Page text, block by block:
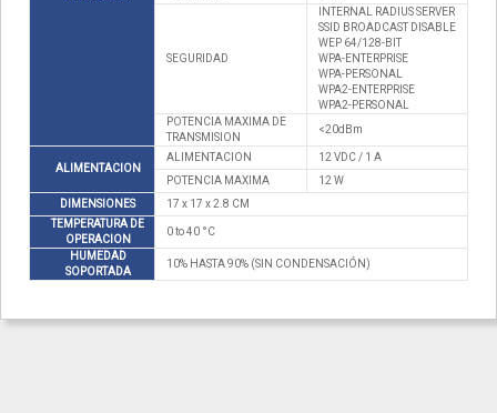
SEGURIDAD
INTERNAL RADIUS SERVER
SSID BROADCAST DISABLE
WEP 64/128-BIT
WPA-ENTERPRISE
WPA-PERSONAL
WPA2-ENTERPRISE
WPA2-PERSONAL
POTENCIA MAXIMA DE
TRANSMISION
<20dBm
ALIMENTACION
ALIMENTACION
12 VDC / 1 A
POTENCIA MAXIMA
12 W
DIMENSIONES
17 x 17 x 2.8 CM
TEMPERATURA DE
OPERACION
0 to 40 °C
HUMEDAD
SOPORTADA
10% HASTA 90% (SIN CONDENSACIÓN)